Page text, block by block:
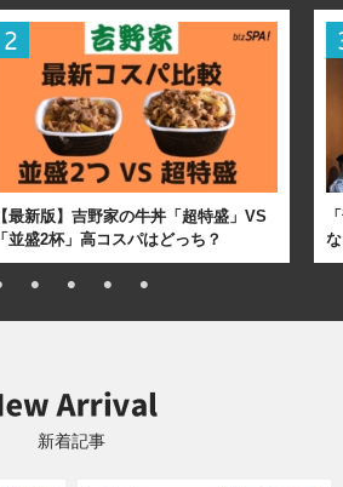
【最新版】吉野家の牛丼「超特盛」VS
「並盛2杯」高コスパはどっち？
新着記事